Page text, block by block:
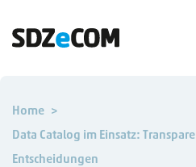
Home
Data Catalog im Einsatz:
Entscheidungen